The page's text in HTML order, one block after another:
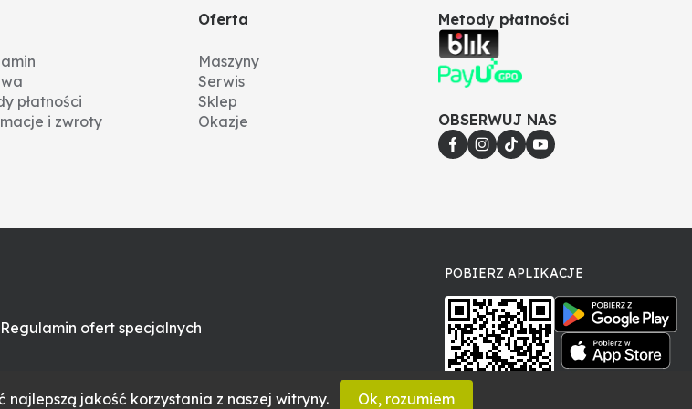
jakość korzystania z naszej witryny. Ok, rozumiem
płatności
i zwroty
Oferta
Maszyny
Serwis
Sklep
Okazje
Metody płatności
OBSERWUJ NAS
Regulamin ofert specjalnych
POBIERZ APLIKACJE